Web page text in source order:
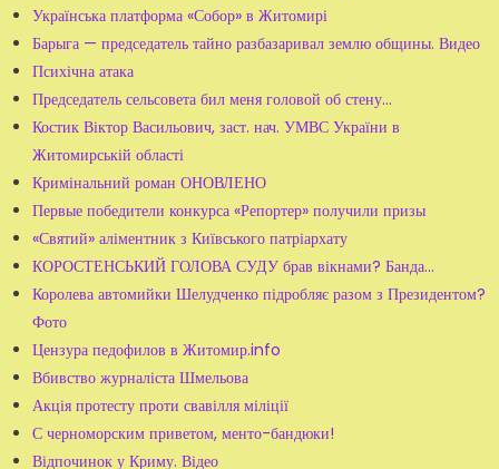
Українська платформа «Собор» в Житомирі
Барыга — председатель тайно разбазаривал землю общины. Видео
Психічна атака
Председатель сельсовета бил меня головой об стену...
Костик Віктор Васильович, заст. нач. УМВС України в
Житомирській області
Кримінальний роман ОНОВЛЕНО
Первые победители конкурса «Репортер» получили призы
«Святий» аліментник з Київського патріархату
КОРОСТЕНСЬКИЙ ГОЛОВА СУДУ брав вікнами? Банда...
Королева автомийки Шелудченко підробляє разом з Президентом?
Фото
Цензура педофилов в Житомир.info
Вбивство журналіста Шмельова
Акція протесту проти свавілля міліції
С черноморским приветом, менто-бандюки!
Відпочинок у Криму. Відео